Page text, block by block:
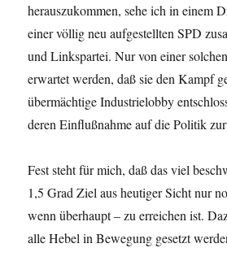
herauszukommen, sehe ich in einem
einer völlig neu aufgestellten SPD
und Linkspartei. Nur von einer
erwartet werden, daß sie den Kampf
übermächtige Industrielobby
deren Einflußnahme auf die Politik
Fest steht für mich, daß das viel
1,5 Grad Ziel aus heutiger Sicht nur
wenn überhaupt – zu erreichen ist.
alle Hebel in Bewegung gesetzt